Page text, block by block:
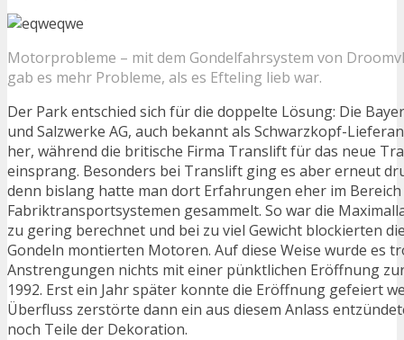
Motorprobleme – mit dem Gondelfahrsystem von
gab es mehr Probleme, als es Efteling lieb war.
Der Park entschied sich für die doppelte Lösung: Die
und Salzwerke AG, auch bekannt als Schwarzkopf-
her, während die britische Firma Translift für das neue
einsprang. Besonders bei Translift ging es aber erneut
denn bislang hatte man dort Erfahrungen eher im
Fabriktransportsystemen gesammelt. So war die
zu gering berechnet und bei zu viel Gewicht blockierten
Gondeln montierten Motoren. Auf diese Weise wurde es
Anstrengungen nichts mit einer pünktlichen Eröffnung
1992. Erst ein Jahr später konnte die Eröffnung gefeiert
Überfluss zerstörte dann ein aus diesem Anlass
noch Teile der Dekoration.